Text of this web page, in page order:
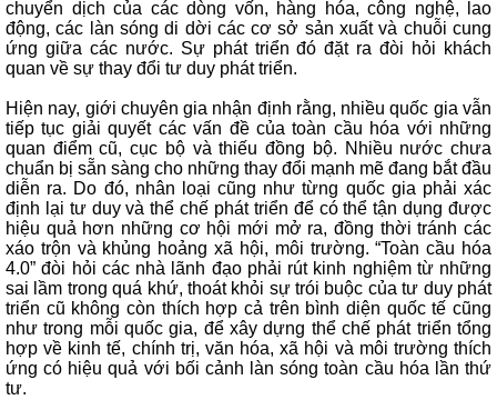
chuyển dịch của các dòng vốn, hàng hóa, công nghệ, lao
động, các làn sóng di dời các cơ sở sản xuất và chuỗi cung
ứng giữa các nước. Sự phát triển đó đặt ra đòi hỏi khách
quan về sự thay đổi tư duy phát triển.
Hiện nay, giới chuyên gia nhận định rằng, nhiều quốc gia vẫn
tiếp tục giải quyết các vấn đề của toàn cầu hóa với những
quan điểm cũ, cục bộ và thiếu đồng bộ. Nhiều nước chưa
chuẩn bị sẵn sàng cho những thay đổi mạnh mẽ đang bắt đầu
diễn ra. Do đó, nhân loại cũng như từng quốc gia phải xác
định lại tư duy và thể chế phát triển để có thể tận dụng được
hiệu quả hơn những cơ hội mới mở ra, đồng thời tránh các
xáo trộn và khủng hoảng xã hội, môi trường. “Toàn cầu hóa
4.0” đòi hỏi các nhà lãnh đạo phải rút kinh nghiệm từ những
sai lầm trong quá khứ, thoát khỏi sự trói buộc của tư duy phát
triển cũ không còn thích hợp cả trên bình diện quốc tế cũng
như trong mỗi quốc gia, để xây dựng thể chế phát triển tổng
hợp về kinh tế, chính trị, văn hóa, xã hội và môi trường thích
ứng có hiệu quả với bối cảnh làn sóng toàn cầu hóa lần thứ
tư.